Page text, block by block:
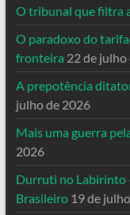
O tribunal que filtra
O paradoxo do
fronteira 22 de julho
A prepotência
julho de 2026
Mais uma guerra
2026
Durruti no Labirinto
Brasileiro 19 de